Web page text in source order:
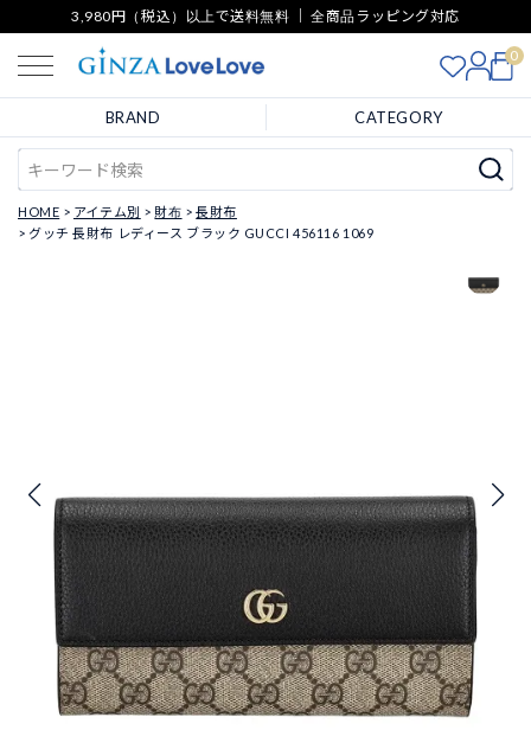
3,980円（税込）以上で送料無料 ｜ 全商品ラッピング対応
0
BRAND CATEGORY
HOME アイテム別 財布
長財布
グッチ 長財布 レディース ブラック GUCCI 456116 1069